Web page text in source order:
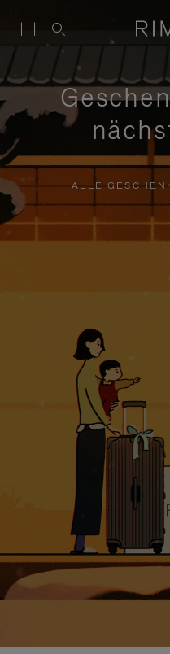
ALLE